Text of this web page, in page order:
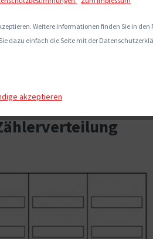
Weitere Informationen finden Sie in
dazu einfach die Seite mit der
akzeptieren